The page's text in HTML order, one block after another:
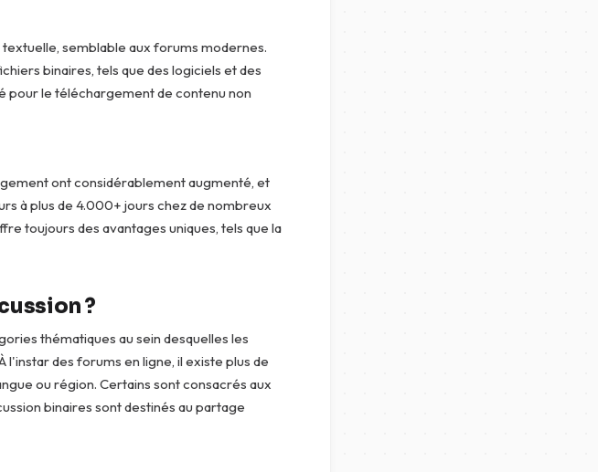
semblable aux forums modernes.
binaires, tels que des logiciels et des
pour le téléchargement de contenu non
ont considérablement augmenté, et
à plus de 4.000+ jours chez de nombreux
toujours des avantages uniques, tels que la
?
thématiques au sein desquelles les
des forums en ligne, il existe plus de
ou région. Certains sont consacrés aux
binaires sont destinés au partage